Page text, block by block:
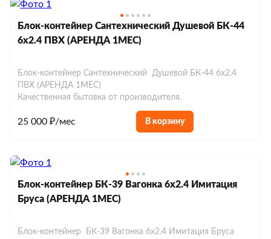
Блок-контейнер Сантехнический Душевой БК-44
6х2.4 ПВХ (АРЕНДА 1МЕС)
Блок-контейнер Сантехнический Душевой БК-44 6х2.4
ПВХ (АРЕНДА 1МЕС)
Качественная бытовка от производителя.
25 000 ₽/мес В корзину
Блок-контейнер БК-39 Вагонка 6х2.4 Имитация
Бруса (АРЕНДА 1МЕС)
Блок-контейнер БК-39 Вагонка 6х2.4 Имитация Бруса